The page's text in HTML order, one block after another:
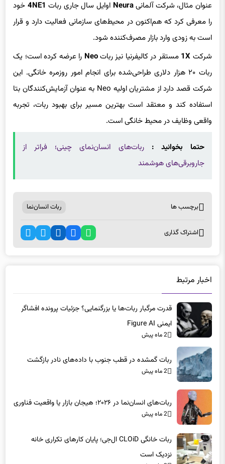
را معرفی کرد که هم‌اکنون در محیط‌های سازمانی فعالیت دارد و قرار
است به زودی وارد بازار مصرف‌کننده شود.
شرکت1Xمستقر در کالیفرنیا نیز رباتNeo
ربات ۲۰ هزار دلاری طراحی‌شده برای انجام امور روزمره خانگی. این
شرکت قصد دارد از مشتریان اولیه Neo به عنوان آزمایش‌کنندگان بتا
استفاده کند و معتقد است بهترین مسیر برای بهبود ربات، تجربه
واقعی وظایف در محیط خانگی است.
جاروبرقی‌های هوشمند
قدرت مرگبار ربات‌ها یا بزرگنمایی؟ جزئیات پرونده افشاگر
ایمنی Figure AI
2 ماه پیش
2 ماه پیش
نزدیک است
2 ماه پیش